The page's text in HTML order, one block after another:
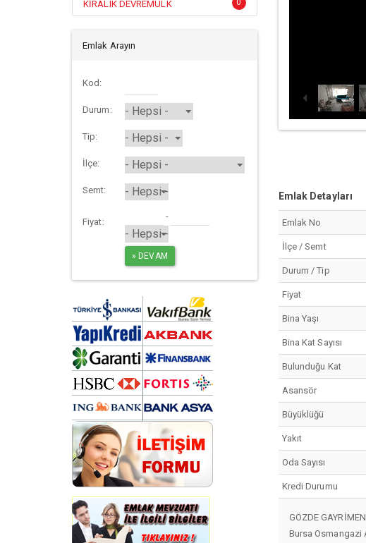
KİRALIK DEVREMÜLK
Emlak Arayın
Kod:
Durum:
Tip:
İlçe:
Semt:
Fiyat:
-
Emlak Detayları
Emlak No
İlçe / Semt
Durum / Tip
Fiyat
Bina Yaşı
Bina Kat Sayısı
Bulunduğu Kat
Asansör
Büyüklüğü
Yakıt
Oda Sayısı
Kredi Durumu
GÖZDE
Bursa Osmangazi